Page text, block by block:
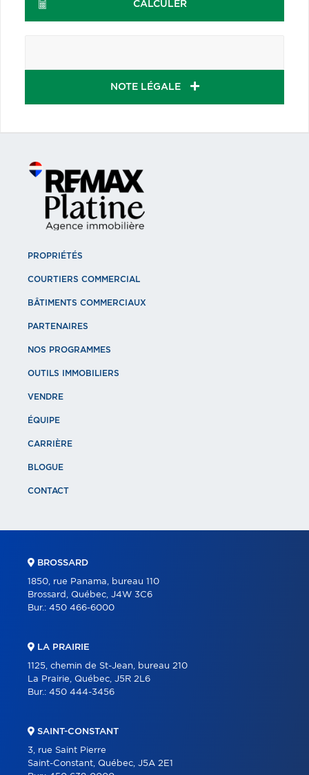
CALCULER
NOTE LÉGALE
PROPRIÉTÉS
COURTIERS COMMERCIAL
BÂTIMENTS COMMERCIAUX
PARTENAIRES
NOS PROGRAMMES
OUTILS IMMOBILIERS
VENDRE
ÉQUIPE
CARRIÈRE
BLOGUE
CONTACT
BROSSARD
1850, rue Panama, bureau 110
Brossard, Québec, J4W 3C6
Bur.: 450 466-6000
LA PRAIRIE
1125, chemin de St-Jean, bureau 210
La Prairie, Québec, J5R 2L6
Bur.: 450 444-3456
SAINT-CONSTANT
3, rue Saint Pierre
Saint-Constant, Québec, J5A 2E1